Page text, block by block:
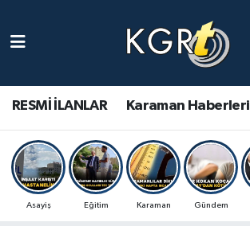
RESMİ İLANLAR Karaman Haberleri
Asayiş Eğitim Karaman Gündem
Gündem Haberleri
Güncel Haberler
Spor Haberleri